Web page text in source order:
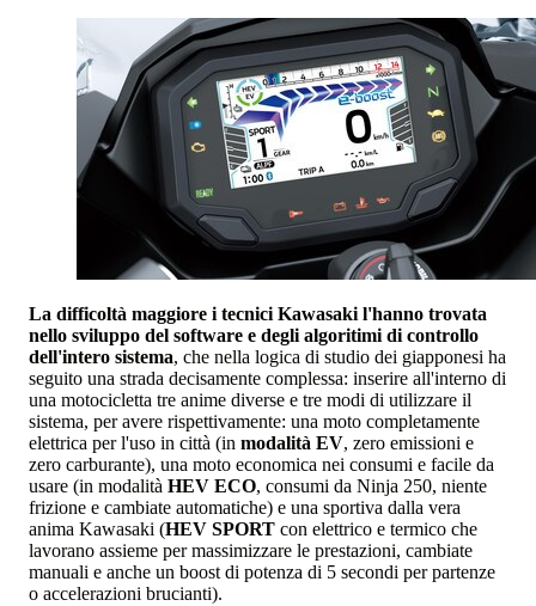
La difficoltà maggiore i tecnici Kawasaki l'hanno trovata
nello sviluppo del software e degli algoritimi di controllo
dell'intero sistema, che nella logica di studio dei giapponesi ha
seguito una strada decisamente complessa: inserire all'interno di
una motocicletta tre anime diverse e tre modi di utilizzare il
sistema, per avere rispettivamente: una moto completamente
elettrica per l'uso in città (in modalità EV, zero emissioni e
zero carburante), una moto economica nei consumi e facile da
usare (in modalità HEV ECO, consumi da Ninja 250, niente
frizione e cambiate automatiche) e una sportiva dalla vera
anima Kawasaki (HEV SPORT con elettrico e termico che
lavorano assieme per massimizzare le prestazioni, cambiate
manuali e anche un boost di potenza di 5 secondi per partenze
o accelerazioni brucianti).